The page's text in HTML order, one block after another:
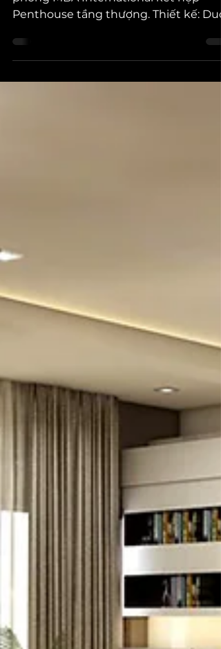
Bình Chánh.
1. Thông tin công trình. Tòa nhà văn
phòng MBA International kết hợp